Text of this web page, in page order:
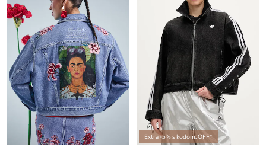
Extra -5% s kodom: OFF*